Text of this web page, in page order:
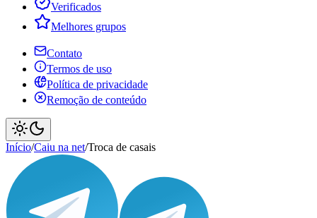
Verificados
Melhores grupos
Contato
Termos de uso
Política de privacidade
Remoção de conteúdo
Início/Caiu na net/Troca de casais